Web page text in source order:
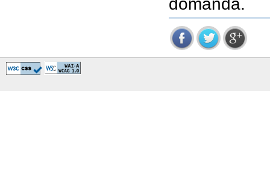
domanda.